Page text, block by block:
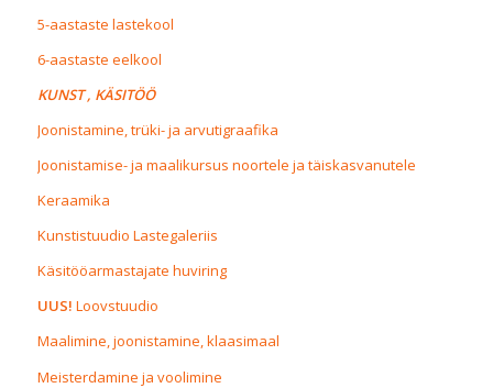
5-aastaste lastekool
6-aastaste eelkool
KUNST , KÄSITÖÖ
Joonistamine, trüki- ja arvutigraafika
Joonistamise- ja maalikursus noortele ja täiskasvanutele
Keraamika
Kunstistuudio Lastegaleriis
Käsitööarmastajate huviring
UUS! Loovstuudio
Maalimine, joonistamine, klaasimaal
Meisterdamine ja voolimine